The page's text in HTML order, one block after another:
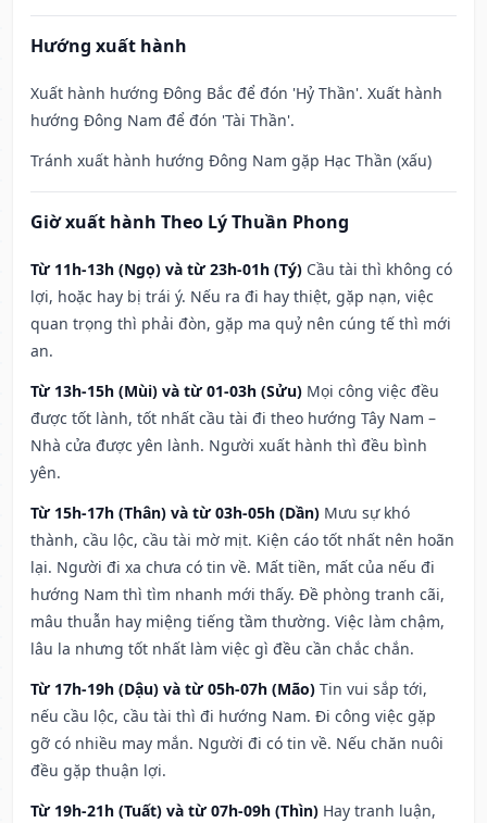
Hướng xuất hành
Xuất hành hướng Đông Bắc để đón 'Hỷ Thần'. Xuất hành
hướng Đông Nam để đón 'Tài Thần'.
Tránh xuất hành hướng Đông Nam gặp Hạc Thần (xấu)
Giờ xuất hành Theo Lý Thuần Phong
Từ 11h-13h (Ngọ) và từ 23h-01h (Tý) Cầu tài thì không có
lợi, hoặc hay bị trái ý. Nếu ra đi hay thiệt, gặp nạn, việc
quan trọng thì phải đòn, gặp ma quỷ nên cúng tế thì mới
an.
Từ 13h-15h (Mùi) và từ 01-03h (Sửu) Mọi công việc đều
được tốt lành, tốt nhất cầu tài đi theo hướng Tây Nam –
Nhà cửa được yên lành. Người xuất hành thì đều bình
yên.
Từ 15h-17h (Thân) và từ 03h-05h (Dần) Mưu sự khó
thành, cầu lộc, cầu tài mờ mịt. Kiện cáo tốt nhất nên hoãn
lại. Người đi xa chưa có tin về. Mất tiền, mất của nếu đi
hướng Nam thì tìm nhanh mới thấy. Đề phòng tranh cãi,
mâu thuẫn hay miệng tiếng tầm thường. Việc làm chậm,
lâu la nhưng tốt nhất làm việc gì đều cần chắc chắn.
Từ 17h-19h (Dậu) và từ 05h-07h (Mão) Tin vui sắp tới,
nếu cầu lộc, cầu tài thì đi hướng Nam. Đi công việc gặp
gỡ có nhiều may mắn. Người đi có tin về. Nếu chăn nuôi
đều gặp thuận lợi.
Từ 19h-21h (Tuất) và từ 07h-09h (Thìn) Hay tranh luận,